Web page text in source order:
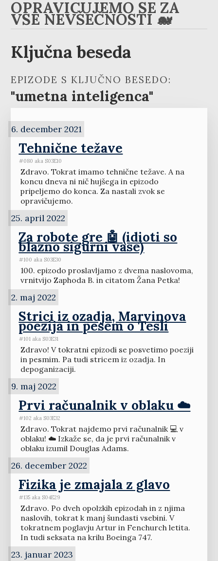
OPRAVIČUJEMO SE ZA
VSE NEVŠEČNOSTI 🐋
Ključna beseda
EPIZODE S KLJUČNO BESEDO:
"umetna inteligenca"
6. december 2021
Tehnične težave
#080 aka S03E10
Zdravo. Tokrat imamo tehnične težave. A na
koncu dneva ni nič hujšega in epizodo
pripeljemo do konca. Za nastali zvok se
opravičujemo.
25. april 2022
Za robote gre 🤖 (idioti so
blazno sigurni vase)
#100 aka S03E30
100. epizodo proslavljamo z dvema naslovoma,
vrnitvijo Zaphoda B. in citatom Žana Petka!
2. maj 2022
Strici iz ozadja, Marvinova
poezija in pesem o Tesli
#101 aka S03E31
Zdravo! V tokratni epizodi se posvetimo poeziji
in pesmim. Pa tudi stricem iz ozadja. In
depoganizaciji.
9. maj 2022
Prvi računalnik v oblaku ☁️
#102 aka S03E32
Zdravo. Tokrat najdemo prvi računalnik 💻 v
oblaku! ☁️ Izkaže se, da je prvi računalnik v
oblaku izumil Douglas Adams.
26. december 2022
Fizika je zmajala z glavo
#135 aka S04E29
Zdravo. Po dveh opolzkih epizodah in z njima
naslovih, tokrat k manj šundasti vsebini. V
tokratnem poglavju Artur in Fenchurch letita.
In tudi seksata na krilu Boeinga 747.
23. januar 2023